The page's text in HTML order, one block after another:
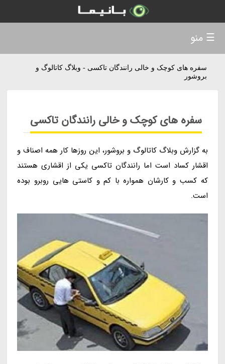
سفره های کوچک و خالی رانندگان تاکسی - وبلاگ کاتالوگ و
بروشور
سفره های کوچک و خالی رانندگان تاکسی
به گزارش وبلاگ کاتالوگ و بروشور، این روزها کار همه اصناف و
اقشار کساد است اما رانندگان تاکسی یکی از اقشاری هستند
که کسب و کارشان همواره با کم و کاستی هایی روبرو بوده
است.
☰ منو